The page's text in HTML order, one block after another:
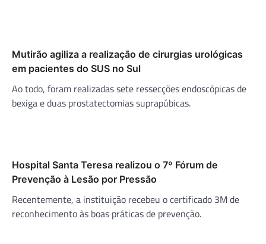
Mutirão agiliza a realização de cirurgias urológicas
em pacientes do SUS no Sul
Ao todo, foram realizadas sete ressecções endoscópicas de
bexiga e duas prostatectomias suprapúbicas.
Hospital Santa Teresa realizou o 7º Fórum de
Prevenção à Lesão por Pressão
Recentemente, a instituição recebeu o certificado 3M de
reconhecimento às boas práticas de prevenção.